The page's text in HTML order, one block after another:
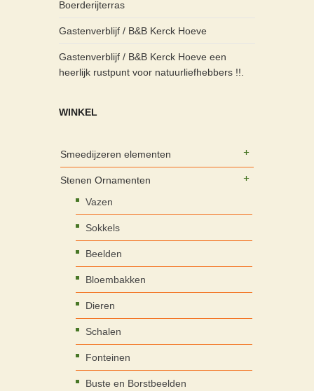
Boerderijterras
Gastenverblijf / B&B Kerck Hoeve
Gastenverblijf / B&B Kerck Hoeve een
heerlijk rustpunt voor natuurliefhebbers !!.
WINKEL
Smeedijzeren elementen
Stenen Ornamenten
Vazen
Sokkels
Beelden
Bloembakken
Dieren
Schalen
Fonteinen
Buste en Borstbeelden